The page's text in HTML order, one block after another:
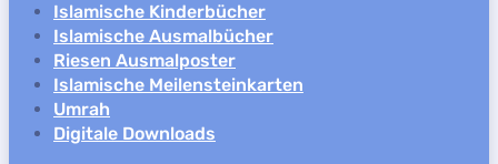
Islamische Kinderbücher
Islamische Ausmalbücher
Riesen Ausmalposter
Islamische Meilensteinkarten
Umrah
Digitale Downloads